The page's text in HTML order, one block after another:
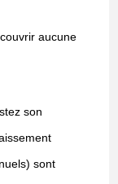
aucune
son
sont